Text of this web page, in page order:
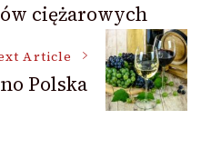
ciężarowych
Article
Polska